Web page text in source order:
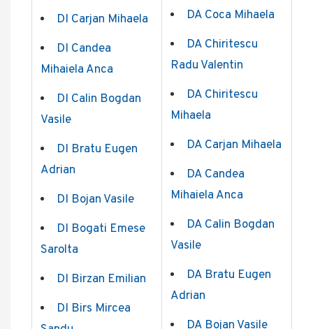
DI Carjan Mihaela
DI Candea
Mihaiela Anca
DI Calin Bogdan
Vasile
DI Bratu Eugen
Adrian
DI Bojan Vasile
DI Bogati Emese
Sarolta
DI Birzan Emilian
DI Birs Mircea
DA Coca Mihaela
DA Chiritescu
Radu Valentin
DA Chiritescu
Mihaela
DA Carjan Mihaela
DA Candea
Mihaiela Anca
DA Calin Bogdan
Vasile
DA Bratu Eugen
Adrian
DA Bojan Vasile